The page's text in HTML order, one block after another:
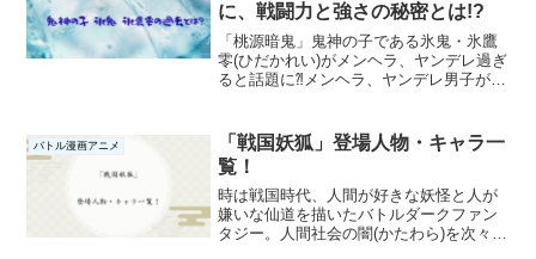
に、戦闘力と強さの秘密とは!?
「桃源暗鬼」鬼神の子である氷鬼・氷鷹
零(ひだかれい)がメンヘラ、ヤンデレ過ぎ
ると話題に⁈メンヘラ、ヤンデレ男子が大
去が⁈さらに、戦闘力と強さの秘密とは⁈
同じ鬼神の子...
バトル漫画アニメ
「戦国妖狐」登場人物・キャラ一
覧！
時は戦国時代、人間が好きな妖怪と人が
嫌いな仙道を描いたバトルダークファン
タジー。人間社会の闇(かたわら)を次々に